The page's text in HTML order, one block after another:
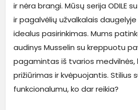
ir nėra brangi. Mūsų serija ODILE
ir pagalvėlių užvalkalais
idealus pasirinkimas. Mums
audinys Musselin su kreppuotu
pagamintas iš tvarios medvilnės,
prižiūrimas ir kvėpuojantis. Stilius
funkcionalumu, ko dar reikia?